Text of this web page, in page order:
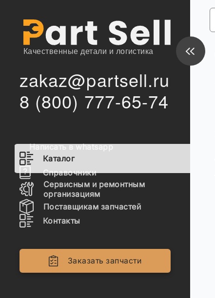
Качественные детали и логистика
zakaz@partsell.ru
8 (800) 777-65-74
Написать в whatsapp
Каталог
Справочники
Сервисным и ремонтным
организациям
Поставщикам запчастей
Контакты
Заказать запчасти